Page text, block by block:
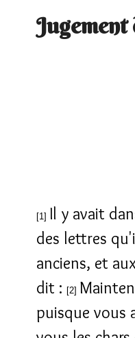
Jugement
[1] Il y avait
des lettres
anciens, et
dit : [2]
puisque vous